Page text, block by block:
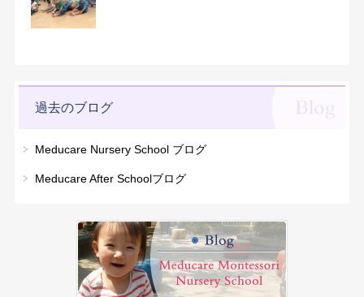
過去のブログ
Meducare Nursery School ブログ
Meducare After Schoolブログ